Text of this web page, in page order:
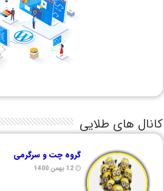
کانال های طلایی
گروه چت و سرگرمی
12 بهمن 1400